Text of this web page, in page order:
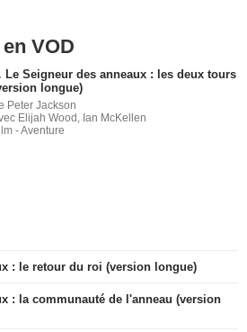
VOD
Le Seigneur des anneaux : les deux tours
longue)
Peter Jackson
Elijah Wood, Ian McKellen
- Aventure
: le retour du roi (version longue)
: la communauté de l'anneau (version